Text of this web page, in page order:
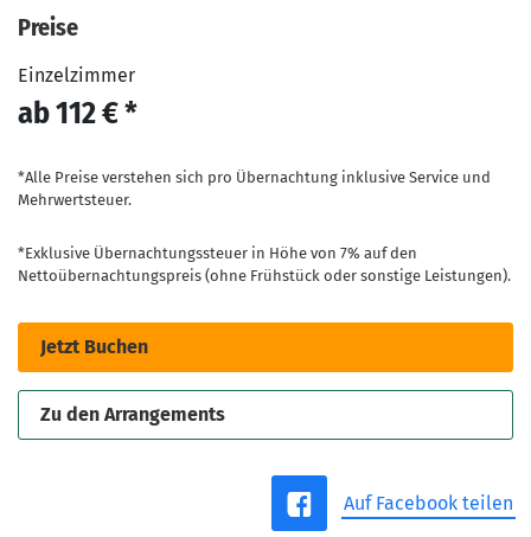
Preise
Einzelzimmer
ab 112 € *
*Alle Preise verstehen sich pro Übernachtung inklusive Service und
Mehrwertsteuer.
*Exklusive Übernachtungssteuer in Höhe von 7% auf den
Nettoübernachtungspreis (ohne Frühstück oder sonstige Leistungen).
Jetzt Buchen
Zu den Arrangements
Auf Facebook teilen